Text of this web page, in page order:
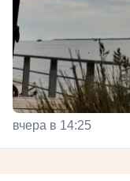
вчера в 14:25